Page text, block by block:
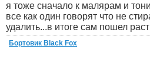
я тоже сначало к малярам и
все как один говорят что не
удалить...в итоге сам пошел
Бортовик Black Fox